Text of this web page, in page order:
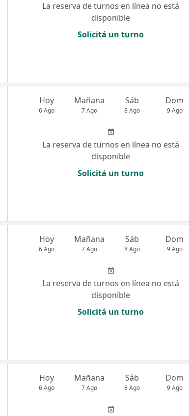
La reserva de turnos en línea no está
disponible
Solicitá un turno
Hoy
6 Ago
Mañana
7 Ago
Sáb
8 Ago
Dom
9 Ago
La reserva de turnos en línea no está
disponible
Solicitá un turno
Hoy
6 Ago
Mañana
7 Ago
Sáb
8 Ago
Dom
9 Ago
La reserva de turnos en línea no está
disponible
Solicitá un turno
Hoy
6 Ago
Mañana
7 Ago
Sáb
8 Ago
Dom
9 Ago